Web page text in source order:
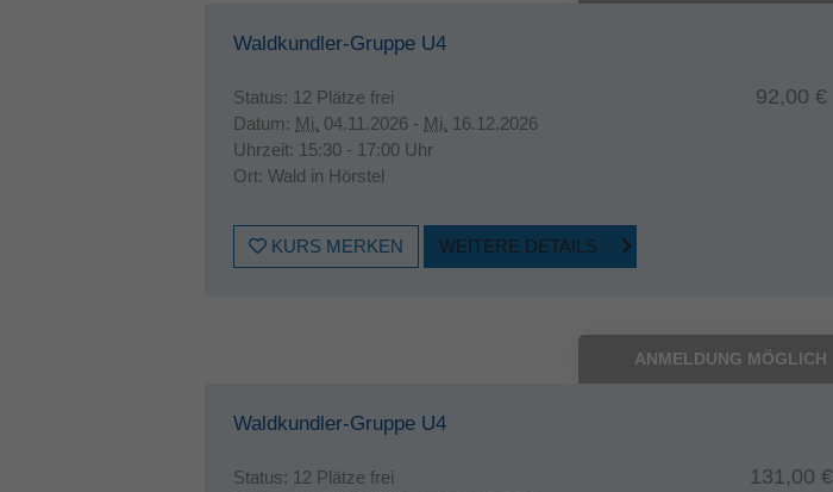
Waldkundler-Gruppe U4
Status: 12 Plätze frei
Datum: Mi. 04.11.2026 - Mi. 16.12.2026
Uhrzeit: 15:30 - 17:00 Uhr
Ort: Wald in Hörstel
92,00 €
KURS MERKEN WEITERE DETAILS
ANMELDUNG MÖGLICH
Waldkundler-Gruppe U4
Status: 12 Plätze frei
131,00 €